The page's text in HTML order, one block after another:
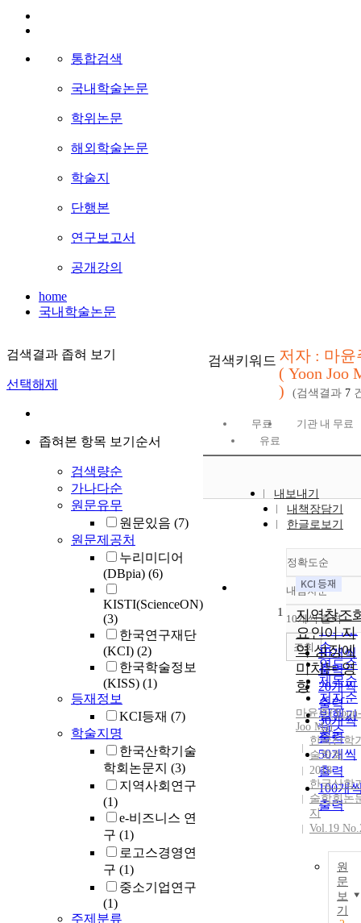
통합검색
국내학술논문
학위논문
해외학술논문
학술지
단행본
연구보고서
공개강의
home
국내학술논문
검색결과 좁혀 보기
선택해제
좁혀본 항목 보기순서
검색량순
가나다순
원문유무
원문있음 (7)
원문제공처
누리미디어
(DBpia) (6)
KISTI(ScienceON)
(3)
한국연구재단
(KCI) (2)
한국학술정보
(KISS) (1)
등재정보
KCI등재 (7)
학술지명
한국산학기술
학회논문지 (3)
지역사회연구
(1)
e-비즈니스 연
구 (1)
로고스경영연
구 (1)
중소기업연구
(1)
주제분류
검색키워드 저자 : 마윤
( Yoon Joo
)
(검색결과 7
무료
기관 내 무료
유료
내보내기
내책장담기
한글로보기
정확도순
정확도
순
인기도
순
연도순
제목순
저자순
발행기
관순
내림차순
내림차
10개씩 출력
10개씩
출력
20개씩
출력
30개씩
출력
50개씩
출력
100개
출력
조회
1
지역창조
요인이 지
역 성장에
미치는 영
향
마윤주(Yoon-
Joo Ma)
한국산학
술학회
2018
한국산학
술학회논
지
Vol.19
원
문
보
기